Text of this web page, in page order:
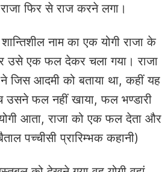
फिर से राज करने लगा।
नाम का एक योगी राजा के
उसे एक फल देकर चला गया। राजा
जिस आदमी को बताया था, कहीं यह
उसने फल नहीं खाया, फल भण्डारी
आता, राजा को एक फल देता और
पच्चीसी प्रारिम्भक कहानी)